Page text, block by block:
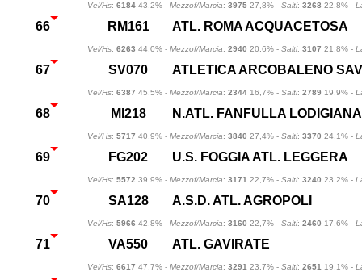
Vel/Hs: 6184 43,2% - Mezzof/Marcia: 3975 27,8% - Salti: 3268 22,8% -
66 RM161 ATL. ROMA ACQUACETOSA
Vel/Hs: 6263 44,0% - Mezzof/Marcia: 2940 20,6% - Salti: 3107 21,8% -
67 SV070 ATLETICA ARCOBALENO
Vel/Hs: 6387 45,5% - Mezzof/Marcia: 2344 16,7% - Salti: 2789 19,9% -
68 MI218 N.ATL. FANFULLA LODIGIANA
Vel/Hs: 5717 40,9% - Mezzof/Marcia: 3840 27,4% - Salti: 3370 24,1% -
69 FG202 U.S. FOGGIA ATL. LEGGERA
Vel/Hs: 5572 39,9% - Mezzof/Marcia: 3171 22,7% - Salti: 3240 23,2% -
70 SA128 A.S.D. ATL. AGROPOLI
Vel/Hs: 5966 42,8% - Mezzof/Marcia: 3160 22,7% - Salti: 2460 17,6% -
71 VA550 ATL. GAVIRATE
Vel/Hs: 6617 47,7% - Mezzof/Marcia: 3291 23,7% - Salti: 2651 19,1% -